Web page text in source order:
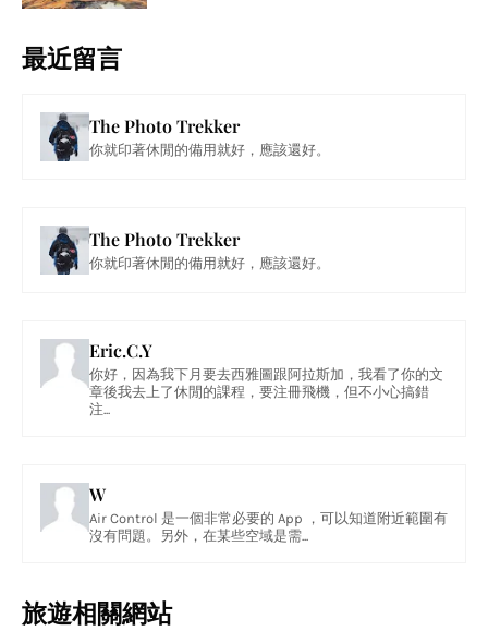
最近留言
The Photo Trekker
你就印著休閒的備用就好，應該還好。
The Photo Trekker
你就印著休閒的備用就好，應該還好。
Eric.C.Y
你好，因為我下月要去西雅圖跟阿拉斯加，我看了你的文
章後我去上了休閒的課程，要注冊飛機，但不小心搞錯
注...
W
Air Control 是一個非常必要的 App ，可以知道附近範圍有
沒有問題。另外，在某些空域是需...
旅遊相關網站